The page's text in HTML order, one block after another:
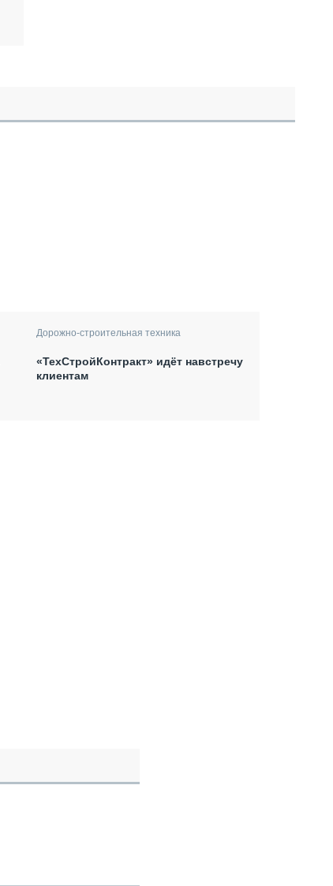
Дорожно-строительная техника
«ТехСтройКонтракт» идёт навстречу
клиентам